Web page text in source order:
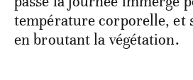
température corporelle, et
en broutant la végétation.